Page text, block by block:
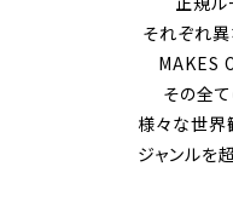
それぞれ
MAKES
その全
様々な世界
ジャンルを